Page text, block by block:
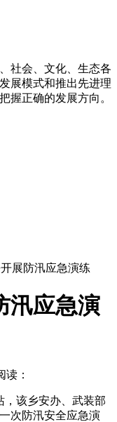
社会、文化、生态各
展模式和推出先进理
握正确的发展方向。
展防汛应急演练
汛应急演
读：
，该乡安办、武装部
次防汛安全应急演